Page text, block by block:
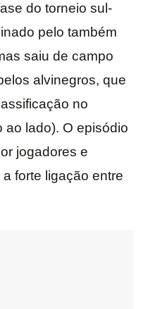
do torneio sul-
pelo também
saiu de campo
alvinegros, que
no
ao lado). O episódio
jogadores e
forte ligação entre